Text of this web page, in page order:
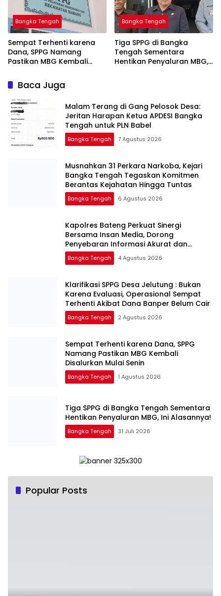
Bangka Tengah
‎Sempat Terhenti karena
Dana, SPPG Namang
Pastikan MBG Kembali
Bangka Tengah
‎Tiga SPPG di Bangka
Tengah Sementara
Hentikan Penyaluran MBG,
Baca Juga
Malam Terang di Gang Pelosok Desa:
Jeritan Harapan Ketua APDESI Bangka
Tengah untuk PLN Babel
Bangka Tengah 7 Agustus 2026
Musnahkan 31 Perkara Narkoba, Kejari
Bangka Tengah Tegaskan Komitmen
Berantas Kejahatan Hingga Tuntas
Bangka Tengah 6 Agustus 2026
‎Kapolres Bateng Perkuat Sinergi
Bersama Insan Media, Dorong
Penyebaran Informasi Akurat dan
Layanan Polri 110
Bangka Tengah 4 Agustus 2026
‎Klarifikasi SPPG Desa Jelutung : Bukan
Karena Evaluasi, Operasional Sempat
Terhenti Akibat Dana Banper Belum Cair
Bangka Tengah 2 Agustus 2026
‎Sempat Terhenti karena Dana, SPPG
Namang Pastikan MBG Kembali
Disalurkan Mulai Senin
Bangka Tengah 1 Agustus 2026
‎Tiga SPPG di Bangka Tengah Sementara
Bangka Tengah 31 Juli 2026
Popular Posts